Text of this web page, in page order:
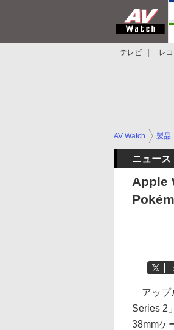
テレビ レ
AV Watch 製品
ニュース
Apple
アップ
Series 2
38mmケ